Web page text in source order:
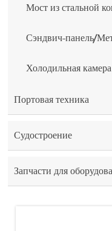
Мост из стальной
Сэндвич-панель/
Портовая техника
Судостроение
Запчасти для